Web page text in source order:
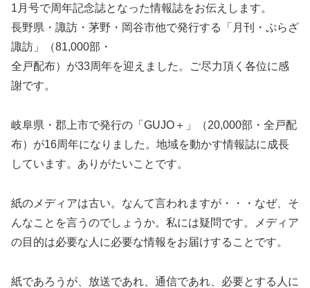
1月号で周年記念誌となった情報誌をお伝えします。
長野県・諏訪・茅野・岡谷市他で発行する「月刊・ぷらざ
諏訪」（81,000部・
全戸配布）が33周年を迎えました。ご尽力頂く各位に感
謝です。
岐阜県・郡上市で発行の「GUJO＋」（20,000部・全戸配
布）が16周年になりました。地域を動かす情報誌に成長
しています。ありがたいことです。
紙のメディアは古い。なんて言われますが・・・なぜ、そ
んなことを言うのでしょうか。私には疑問です。メディア
の目的は必要な人に必要な情報をお届けすることです。
紙であろうが、放送であれ、通信であれ、必要とする人に